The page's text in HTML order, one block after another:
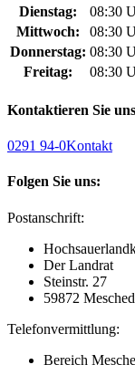
Dienstag:
08:30
Mittwoch:
08:30
Donnerstag: 08:30
Freitag:
08:30
Kontaktieren Sie
0291 94-0Kontakt
Folgen Sie uns:
Postanschrift:
Der Landrat
Steinstr. 27
59872
Telefonvermittlung:
Bereich